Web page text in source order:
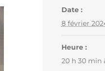
Date :
8 février
Heure :
20 h 30 min